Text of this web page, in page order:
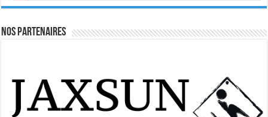
Nos Partenaires